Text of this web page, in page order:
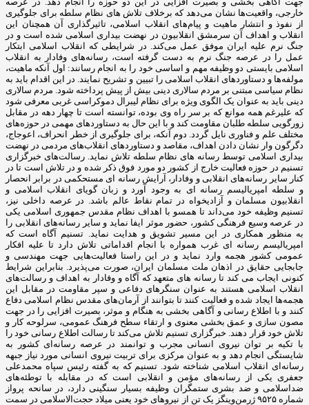
خارجی، واقعیت‌ها نشان می‌دهد که برخلاف تلاش های نظام سلطه برای جلوگیری
از نفوذ و انتشار ماهیت و پیام‌های انقلاب اسلامی، تاثیرگذاری آن همچنان این
انقلاب و اهداف آن سرمشق انقلابیون در نهضت بیداری اسلامی شده است و در
جنگ نرم علیه ایران موفق عمل می‌کند. در شرایطی که انقلاب اسلامی ابتکار
عمل را در عرصه جنگ نرم به دست گرفته است، رسانه‌های وفادار به انقلاب
اسلامی بایستی دو وظیفه مهم و اساسی خود را به انجام رسانند: اول آنکه ماهیت،
مولفه‌ها و دستاوردهای انقلاب اسلامی را تبیین و تشریح نمایند. در این اقدام باید به
نظام سیاسی مبتنی بر مردم سالاری دینی بیش از پیش پرداخته شود. مردم سالاری
دینی باید به عنوان یک الگوی ویژه برای نظام لیبرال دموکراسی غربی معرفی شود
که علیرغم همه موانع که بر سر راه وی بوده، توانسته است تا چهار دهه در مقابل
زورگویی سلطه طلبان مقاومت کند و با این حال به دستاوردهای مهمی در حوزه‌های
مختلف علم و فناوری نایل گردد. دوم آنکه، برای جلوگیری از خطر انحراف، اعوجاج،
دگرگون وار نشان دادن اهداف، مقاصد و دستاوردهای انقلاب‌های مردمی در نهضت
بیداری اسلامی توسط رسانه های نظام سلطه تلاش نماید. رسالت‌های خبرگزاری
تسنیم در حوزه فعالیت خارج از کشور دو مورد فوق ذکر شده و در تلاش است تا در
کنار سایر رسانه‌های انقلابی و وفادار، آرایش رسانه ای مستحکمی در برابر انحصار
و سلطه امپریالیسم رسانه ای به وجود آورد و زبان گویای انقلاب اسلامی و
انقلابیون مسلمان و آزادیخواه در تمام نقاط عالم باشد. در عرصه داخلی نیز،
تسنیم وظیفه خود می‌داند تا همسو با اهداف نظام مقدس جمهوری اسلامی یکی
در عرصه وسیع فرهنگی کشور، حضور موثر ایفا نماید و سایر رسانه‌های انقلابی را
به منظور همکاری در این مسیر تشویق و هدایت نماید. تسنیم آگاه است که
امپریالیسم رسانه ای غرب همواره با انجام اقداماتی تلاش دارد تا علیه افکار
عمومی کشور هجمه وارد نماید و در این راستا فعالیت‌هایی جهت مهندسی و
جابجایی حقایق در اذهان ملت مسلمان ایران، صورت می‌پذیرد. بنابراین شرایط
کنونی ایجاب می کند تا رسانه های متعهد که آگاه و وفادار به اهداف و رسالت‌های
انقلاب اسلامی هستند به عنوان سنگرهای دفاعی و سپر مقاومت در مقابل این
هجمه‌ها ایجاد شده و فعالیت کنند تا بتوانند از آرمان‌های مقدس نظام اسلامی دفاع
کنند و با اطلاع رسانی و آگاهی بخشی به هنگام و موثر، بصیرت افزایی را در جهت
مصون سازی و عمق بخشی معنوی و ارتقاء سطح فرهنگ عمومی، سرلوحه کار و
تلاش خود قرار دهند. خبرگزاری تسنیم تلاش می‌کند تا رسالت اطلاع رسانی خود را
با تکیه بر توان نیروی انسانی مجرب و توانمند در عرصه رسانه‌ای کشور به
شایستگی انجام دهد و به عنوان مرکزی برای تربیت نیروی انسانی مورد نیاز جبهه
رسانه‌ای انقلاب اسلامی شناخته شود. تسنیم که به گفته رئیس سپاه محمدعلی
جعفری یکی از رسانه‌های مؤمن و انقلابی است که در مقابله با توطئه‌های
ضداسلامی و ضد بشری ستمگران وظیفه بسیار سنگینی دارد، در سانحه پرواز
شماره ۹۵۲۵ ژرمن‌وینگز یک تن از نیروهای خود یعنی میلاد حجت‌الاسلامی در سمت